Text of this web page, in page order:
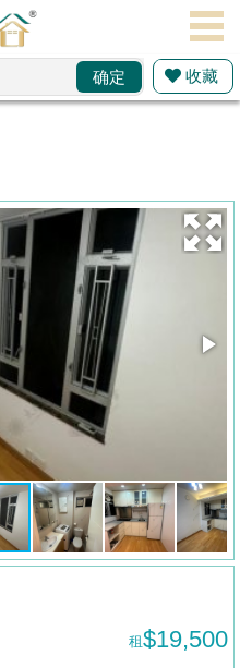
确定 收藏
租$19,500